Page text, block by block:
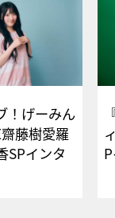
！げーみん
藤樹愛羅
SPインタ